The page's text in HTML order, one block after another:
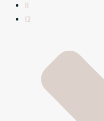
11
12